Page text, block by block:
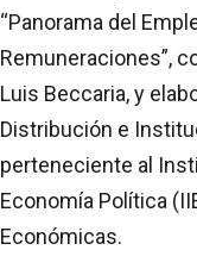
“Panorama del
Remuneraciones”,
Luis Beccaria, y
Distribución e
perteneciente al
Economía Política
Económicas.